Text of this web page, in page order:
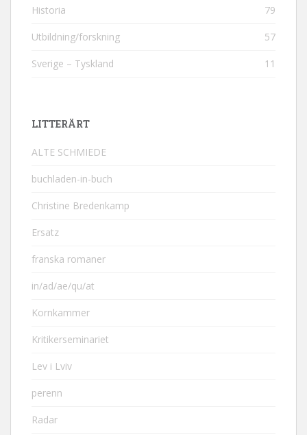
Historia 79
Utbildning/forskning 57
Sverige – Tyskland 11
LITTERÄRT
ALTE SCHMIEDE
buchladen-in-buch
Christine Bredenkamp
Ersatz
franska romaner
in/ad/ae/qu/at
Kornkammer
Kritikerseminariet
Lev i Lviv
perenn
Radar